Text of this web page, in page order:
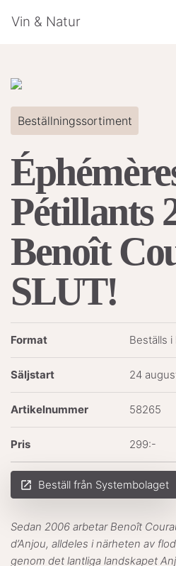
Vin & Natur
Beställningssortiment
Pétillants
Benoît
SLUT!
Format Beställs
Säljstart 24
Artikelnummer 58265
Pris 299:-
launch Beställ från Systembolaget
Sedan 2006 arbetar Benoît
d’Anjou, alldeles i närheten av
genom det lantliga landskapet